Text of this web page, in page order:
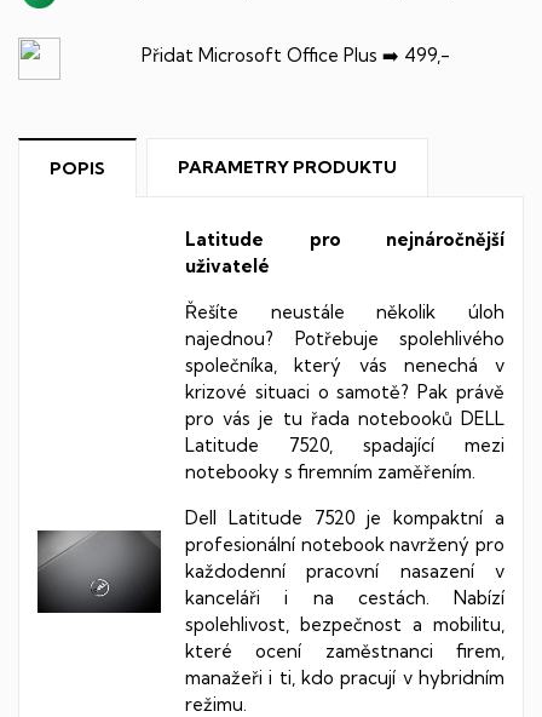
Přidat Microsoft Office Plus ➡️ 499,-
POPIS PARAMETRY PRODUKTU
Latitude pro nejnáročnější
uživatelé
Řešíte neustále několik úloh
najednou? Potřebuje spolehlivého
společníka, který vás nenechá v
krizové situaci o samotě? Pak právě
pro vás je tu řada notebooků DELL
Latitude 7520, spadající mezi
notebooky s firemním zaměřením.
Dell Latitude 7520 je kompaktní a
profesionální notebook navržený pro
každodenní pracovní nasazení v
kanceláři i na cestách. Nabízí
spolehlivost, bezpečnost a mobilitu,
které ocení zaměstnanci firem,
manažeři i ti, kdo pracují v hybridním
režimu.